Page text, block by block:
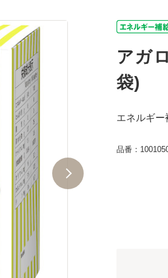
アガ
袋)
エネルギー
品番：